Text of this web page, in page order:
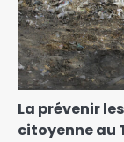
La prévenir
citoyenne au